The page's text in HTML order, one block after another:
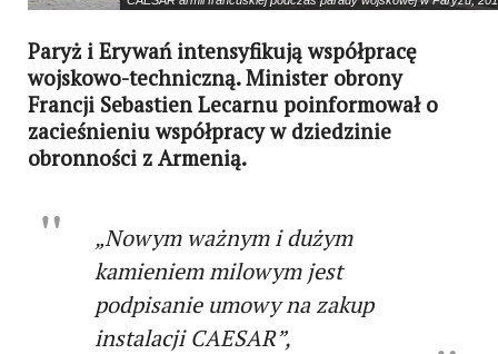
Paryż i Erywań intensyfikują współpracę
wojskowo-techniczną. Minister obrony
Francji Sebastien Lecarnu poinformował o
zacieśnieniu współpracy w dziedzinie
obronności z Armenią.
„Nowym ważnym i dużym
kamieniem milowym jest
podpisanie umowy na zakup
instalacji CAESAR”,